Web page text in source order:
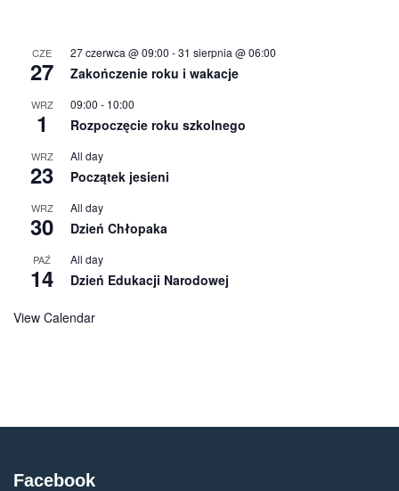
CZE
27
27 czerwca @ 09:00 -31 sierpnia @ 06:00
Zakończenie roku i wakacje
WRZ
1
09:00 - 10:00
Rozpoczęcie roku szkolnego
WRZ
23
All day
Początek jesieni
WRZ
30
All day
Dzień Chłopaka
PAŹ
14
All day
Dzień Edukacji Narodowej
View Calendar
Facebook